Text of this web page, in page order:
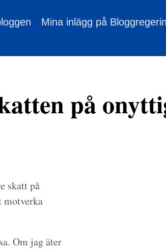
Mina inlägg på
på
skatt på
motverka
Om jag äter